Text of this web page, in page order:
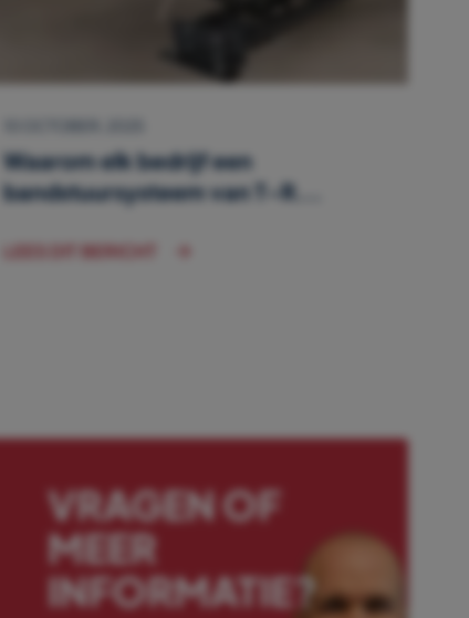
Waarom elk bedrijf een
bandstuursysteem van T-R...
LEES DIT BERICHT
VRAGEN OF
MEER
INFORMATIE?